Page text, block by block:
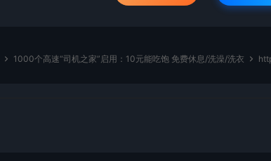
1000个高速“司机之家”启用：10元能吃饱 免费休息/洗澡/洗衣